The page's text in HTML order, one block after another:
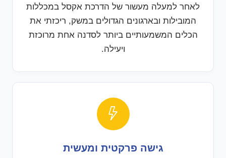
לאחר למעלה מעשור של הדרכת אקסל במכללות
המובילות ובארגונים הגדולים במשק, ריכזתי את
הכלים המשמעותיים ביותר לסדנה אחת מרוכזת
ויעילה.
גישה פרקטית ומעשית